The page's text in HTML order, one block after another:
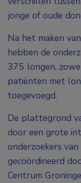
jonge of oude
Na het maken
hebben de
375 longen,
patiënten met
toegevoegd.
De plattegrond
door een grote
onderzoekers
gecoördineerd
Centrum